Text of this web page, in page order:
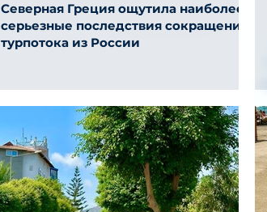
Северная Греция ощутила наиболее
серьезные последствия сокращения
турпотока из России